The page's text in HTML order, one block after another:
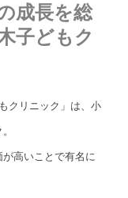
成長を総
子どもク
クリニック」は、小
高いことで有名に